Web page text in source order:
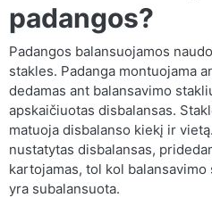
padangos?
Padangos balansuojamos
stakles. Padanga montuojama
dedamas ant balansavimo
apskaičiuotas disbalansas.
matuoja disbalanso kiekį ir
nustatytas disbalansas,
kartojamas, tol kol
yra subalansuota.